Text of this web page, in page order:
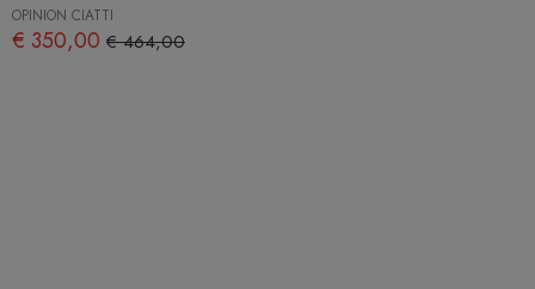
OPINION CIATTI
€ 350,00 € 464,00